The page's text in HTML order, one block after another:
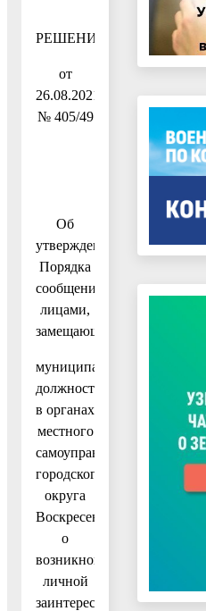
РЕШЕНИЕ
от
26.08.2021
№ 405/49
Об
утверждении
Порядка
сообщения
лицами,
замещающими
муниципальные
должности
в органах
местного
самоуправления
городского
округа
Воскресенск,
о
возникновении
личной
заинтересованности